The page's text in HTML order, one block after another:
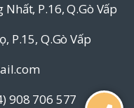
P.16, Q.Gò Vấp
P.15, Q.Gò Vấp
908 706 577